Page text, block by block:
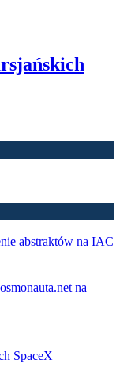
abstraktów na IAC
SpaceX